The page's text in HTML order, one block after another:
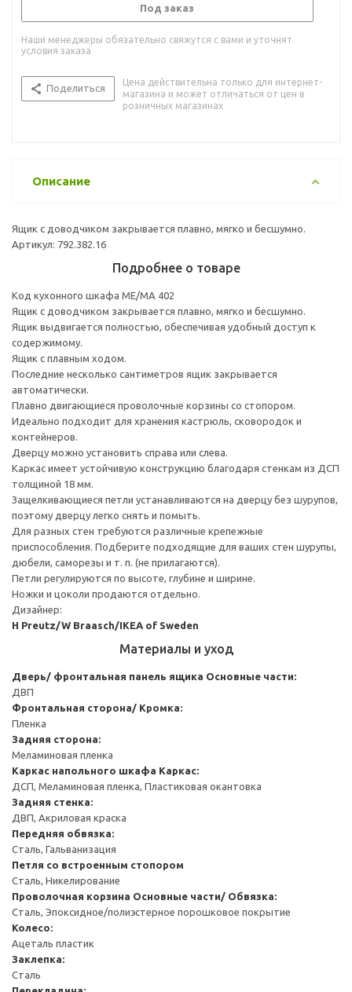
Под заказ
Наши менеджеры обязательно свяжутся с вами и уточнят
условия заказа
Поделиться
Цена действительна только для интернет-
магазина и может отличаться от цен в
розничных магазинах
Описание
Ящик с доводчиком закрывается плавно, мягко и бесшумно.
Артикул: 792.382.16
Подробнее о товаре
Код кухонного шкафа ME/MA 402
Ящик с доводчиком закрывается плавно, мягко и бесшумно.
Ящик выдвигается полностью, обеспечивая удобный доступ к
содержимому.
Ящик с плавным ходом.
Последние несколько сантиметров ящик закрывается
автоматически.
Плавно двигающиеся проволочные корзины со стопором.
Идеально подходит для хранения кастрюль, сковородок и
контейнеров.
Дверцу можно установить справа или слева.
Каркас имеет устойчивую конструкцию благодаря стенкам из ДСП
толщиной 18 мм.
Защелкивающиеся петли устанавливаются на дверцу без шурупов,
поэтому дверцу легко снять и помыть.
Для разных стен требуются различные крепежные
приспособления. Подберите подходящие для ваших стен шурупы,
дюбели, саморезы и т. п. (не прилагаются).
Петли регулируются по высоте, глубине и ширине.
Ножки и цоколи продаются отдельно.
Дизайнер:
H Preutz/W Braasch/IKEA of Sweden
Материалы и уход
Дверь/ фронтальная панель ящика Основные части:
ДВП
Фронтальная сторона/ Кромка:
Пленка
Задняя сторона:
Меламиновая пленка
Каркас напольного шкафа Каркас:
ДСП, Меламиновая пленка, Пластиковая окантовка
Задняя стенка:
ДВП, Акриловая краска
Передняя обвязка:
Сталь, Гальванизация
Петля со встроенным стопором
Сталь, Никелирование
Проволочная корзина Основные части/ Обвязка:
Сталь, Эпоксидное/полиэстерное порошковое покрытие
Колесо:
Ацеталь пластик
Заклепка:
Сталь